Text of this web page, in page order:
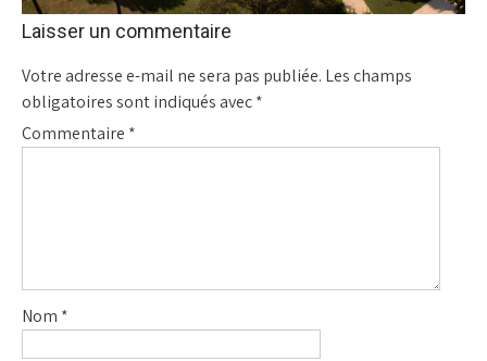
Laisser un commentaire
Votre adresse e-mail ne sera pas publiée. Les champs
obligatoires sont indiqués avec*
Commentaire *
Nom *